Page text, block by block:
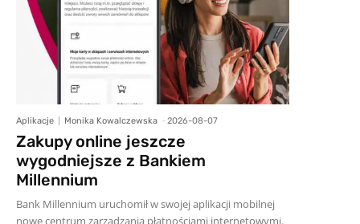
Aplikacje Monika Kowalczewska - 2026-08-07
Zakupy online jeszcze
wygodniejsze z Bankiem
Millennium
Bank Millennium uruchomił w swojej aplikacji mobilnej
nowe centrum zarządzania płatnościami internetowymi.